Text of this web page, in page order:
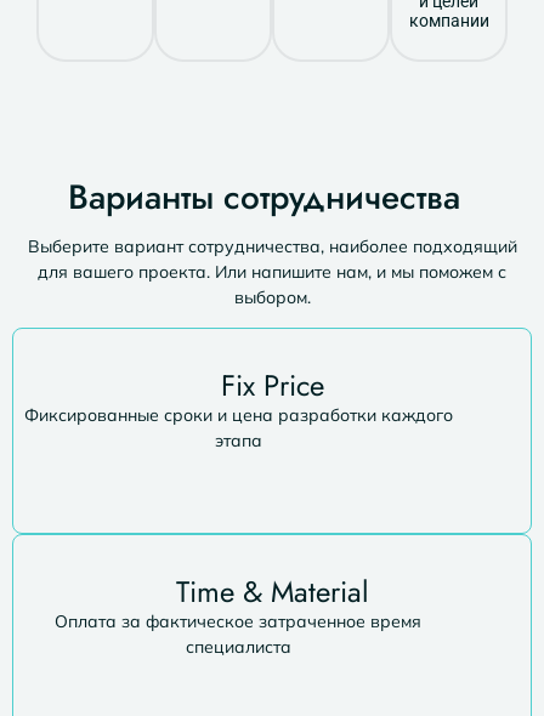
компании
Варианты сотрудничества
Выберите вариант сотрудничества, наиболее подходящий
для вашего проекта. Или напишите нам, и мы поможем с
выбором.
Fix Price
Фиксированные сроки и цена разработки каждого
этапа
Time & Material
Оплата за фактическое затраченное время
специалиста